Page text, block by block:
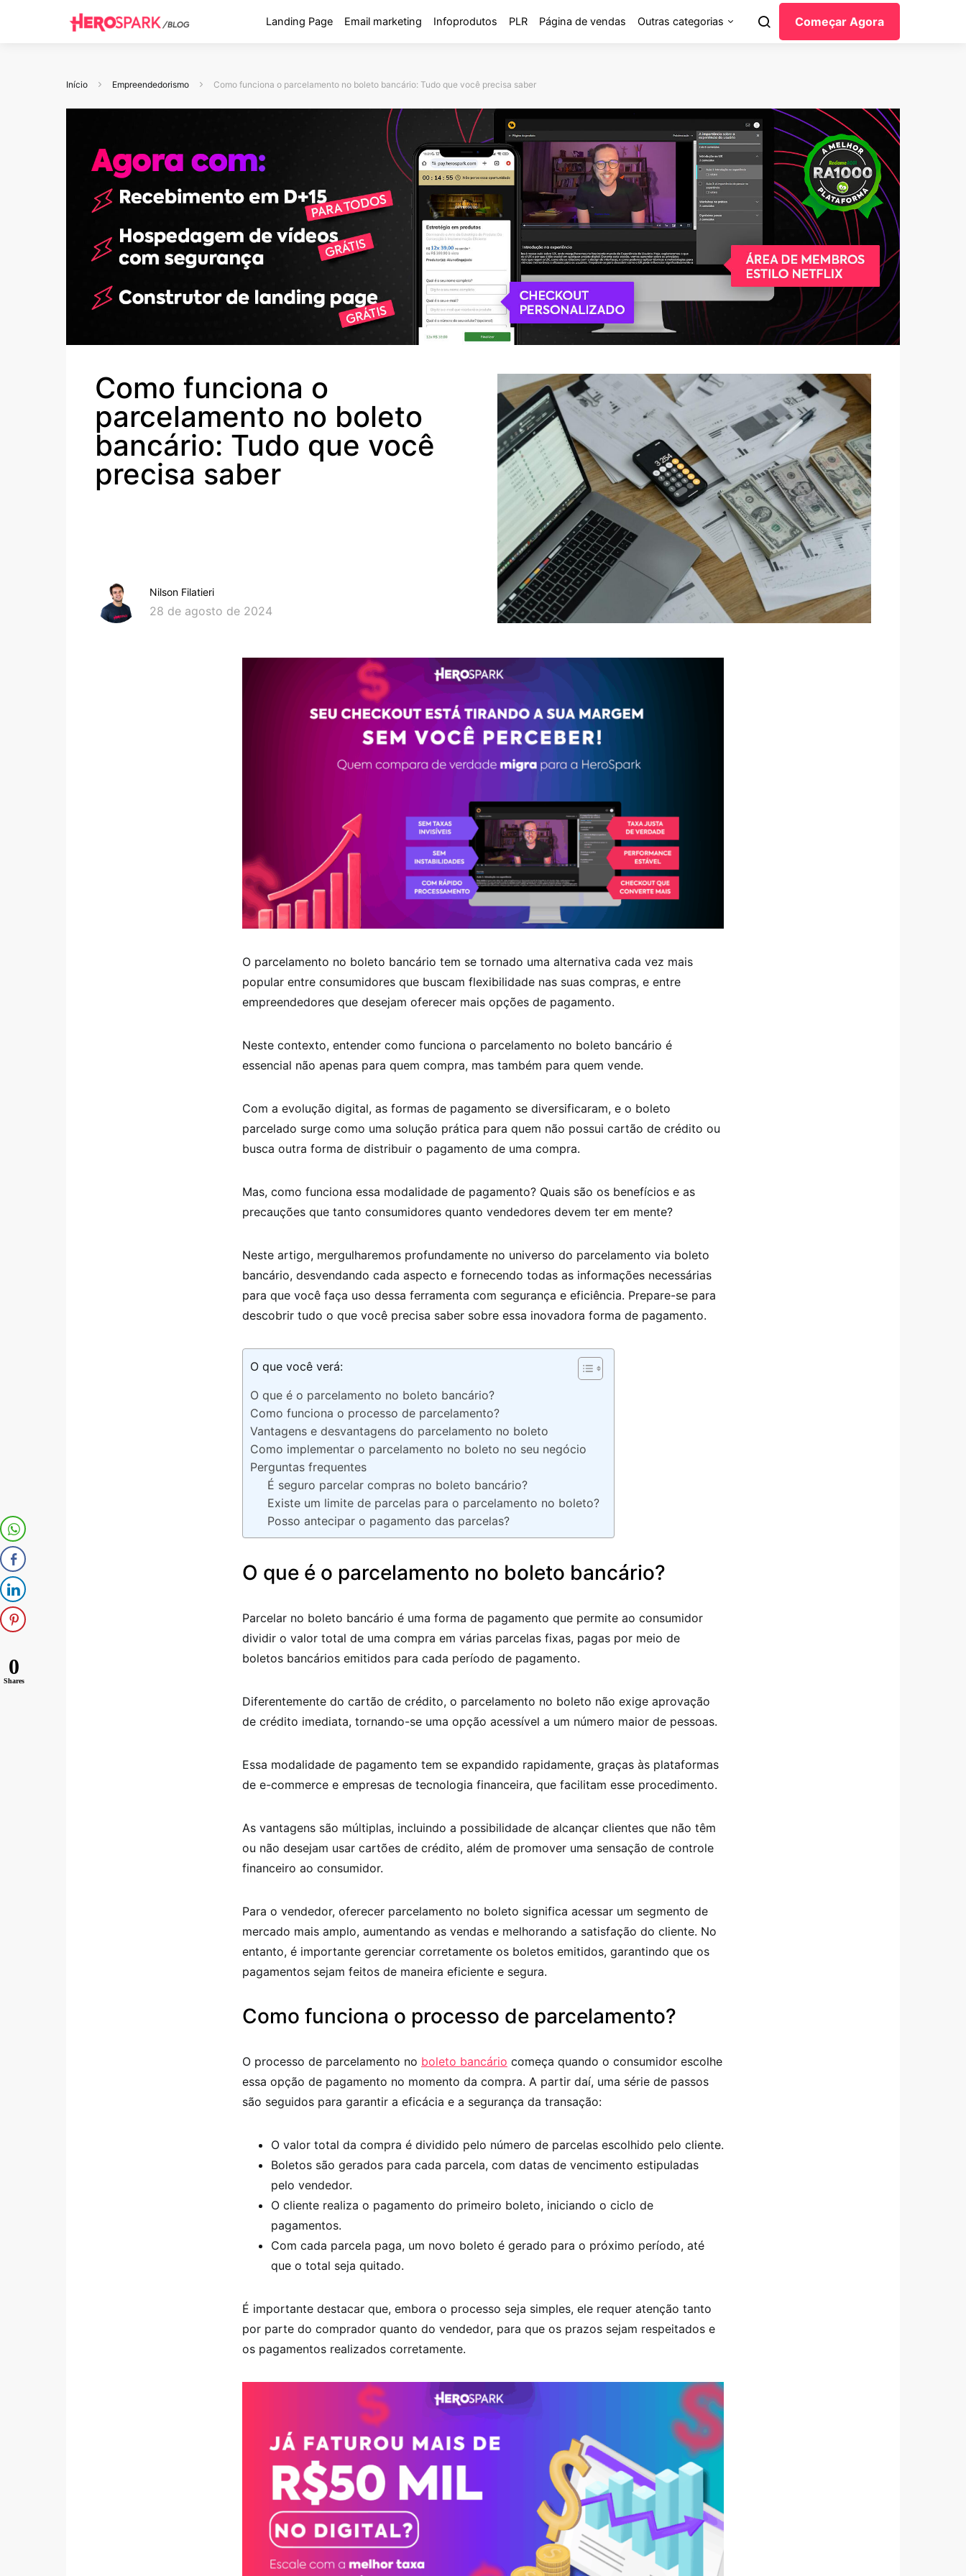
Landing Page Email marketing Infoprodutos PLR Página de vendas Outras categorias Começar Agora
Início Empreendedorismo Como funciona o parcelamento no boleto bancário: Tudo que você precisa saber
Como funciona o
parcelamento no boleto
bancário: Tudo que você
precisa saber
Nilson Filatieri
28 de agosto de 2024
O parcelamento no boleto bancário tem se tornado uma alternativa cada vez mais
popular entre consumidores que buscam flexibilidade nas suas compras, e entre
empreendedores que desejam oferecer mais opções de pagamento.
Neste contexto, entender como funciona o parcelamento no boleto bancário é
essencial não apenas para quem compra, mas também para quem vende.
Com a evolução digital, as formas de pagamento se diversificaram, e o boleto
parcelado surge como uma solução prática para quem não possui cartão de crédito ou
busca outra forma de distribuir o pagamento de uma compra.
Mas, como funciona essa modalidade de pagamento? Quais são os benefícios e as
precauções que tanto consumidores quanto vendedores devem ter em mente?
Neste artigo, mergulharemos profundamente no universo do parcelamento via boleto
bancário, desvendando cada aspecto e fornecendo todas as informações necessárias
para que você faça uso dessa ferramenta com segurança e eficiência. Prepare-se para
descobrir tudo o que você precisa saber sobre essa inovadora forma de pagamento.
O que você verá:
O que é o parcelamento no boleto bancário?
Como funciona o processo de parcelamento?
Vantagens e desvantagens do parcelamento no boleto
Como implementar o parcelamento no boleto no seu negócio
Perguntas frequentes
É seguro parcelar compras no boleto bancário?
Existe um limite de parcelas para o parcelamento no boleto?
Posso antecipar o pagamento das parcelas?
O que é o parcelamento no boleto bancário?
Parcelar no boleto bancário é uma forma de pagamento que permite ao consumidor
dividir o valor total de uma compra em várias parcelas fixas, pagas por meio de
boletos bancários emitidos para cada período de pagamento.
Diferentemente do cartão de crédito, o parcelamento no boleto não exige aprovação
de crédito imediata, tornando-se uma opção acessível a um número maior de pessoas.
Essa modalidade de pagamento tem se expandido rapidamente, graças às plataformas
de e-commerce e empresas de tecnologia financeira, que facilitam esse procedimento.
As vantagens são múltiplas, incluindo a possibilidade de alcançar clientes que não têm
ou não desejam usar cartões de crédito, além de promover uma sensação de controle
financeiro ao consumidor.
Para o vendedor, oferecer parcelamento no boleto significa acessar um segmento de
mercado mais amplo, aumentando as vendas e melhorando a satisfação do cliente. No
entanto, é importante gerenciar corretamente os boletos emitidos, garantindo que os
pagamentos sejam feitos de maneira eficiente e segura.
Como funciona o processo de parcelamento?
O processo de parcelamento no boleto bancário começa quando o consumidor escolhe
essa opção de pagamento no momento da compra. A partir daí, uma série de passos
são seguidos para garantir a eficácia e a segurança da transação:
O valor total da compra é dividido pelo número de parcelas escolhido pelo cliente.
Boletos são gerados para cada parcela, com datas de vencimento estipuladas
pelo vendedor.
O cliente realiza o pagamento do primeiro boleto, iniciando o ciclo de
pagamentos.
Com cada parcela paga, um novo boleto é gerado para o próximo período, até
que o total seja quitado.
É importante destacar que, embora o processo seja simples, ele requer atenção tanto
por parte do comprador quanto do vendedor, para que os prazos sejam respeitados e
os pagamentos realizados corretamente.
0
Shares